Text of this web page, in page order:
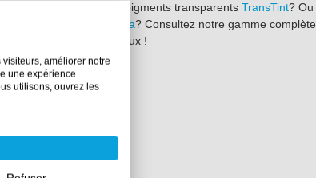
ou les pigments transparents TransTint? Ou
Pinata? Consultez notre gamme complète
conviendront le mieux !
:
améliorer notre
une expérience
utilisons, ouvrez les